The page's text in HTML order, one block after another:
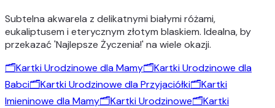
Subtelna akwarela z delikatnymi białymi różami,
eukaliptusem i eterycznym złotym blaskiem. Idealna, by
przekazać 'Najlepsze Życzenia!' na wiele okazji.
🗂️Kartki Urodzinowe dla Mamy🗂️Kartki Urodzinowe dla
Babci🗂️Kartki Urodzinowe dla Przyjaciółki🗂️Kartki
Imieninowe dla Mamy🗂️Kartki Urodzinowe🗂️Kartki